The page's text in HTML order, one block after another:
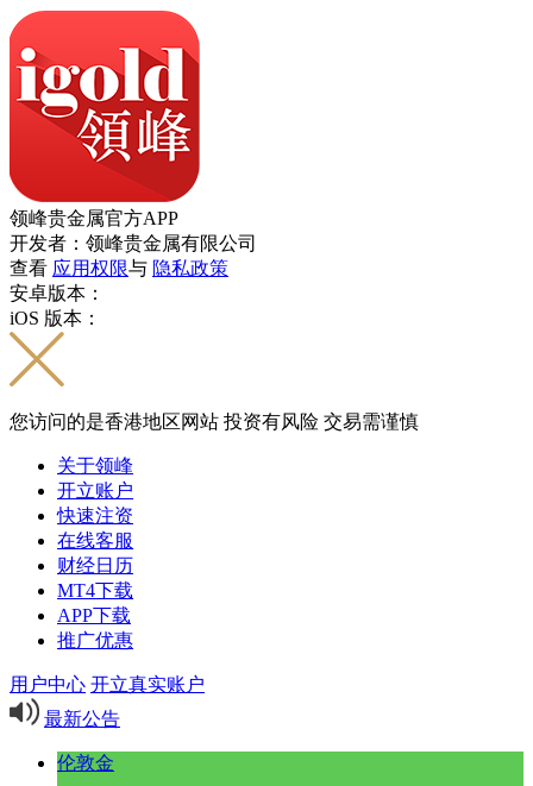
领峰贵金属官方APP
开发者：领峰贵金属有限公司
查看 应用权限与 隐私政策
安卓版本：
iOS 版本：
您访问的是香港地区网站 投资有风险 交易需谨慎
关于领峰
开立账户
快速注资
在线客服
财经日历
MT4下载
APP下载
推广优惠
用户中心 开立真实账户
最新公告
伦敦金